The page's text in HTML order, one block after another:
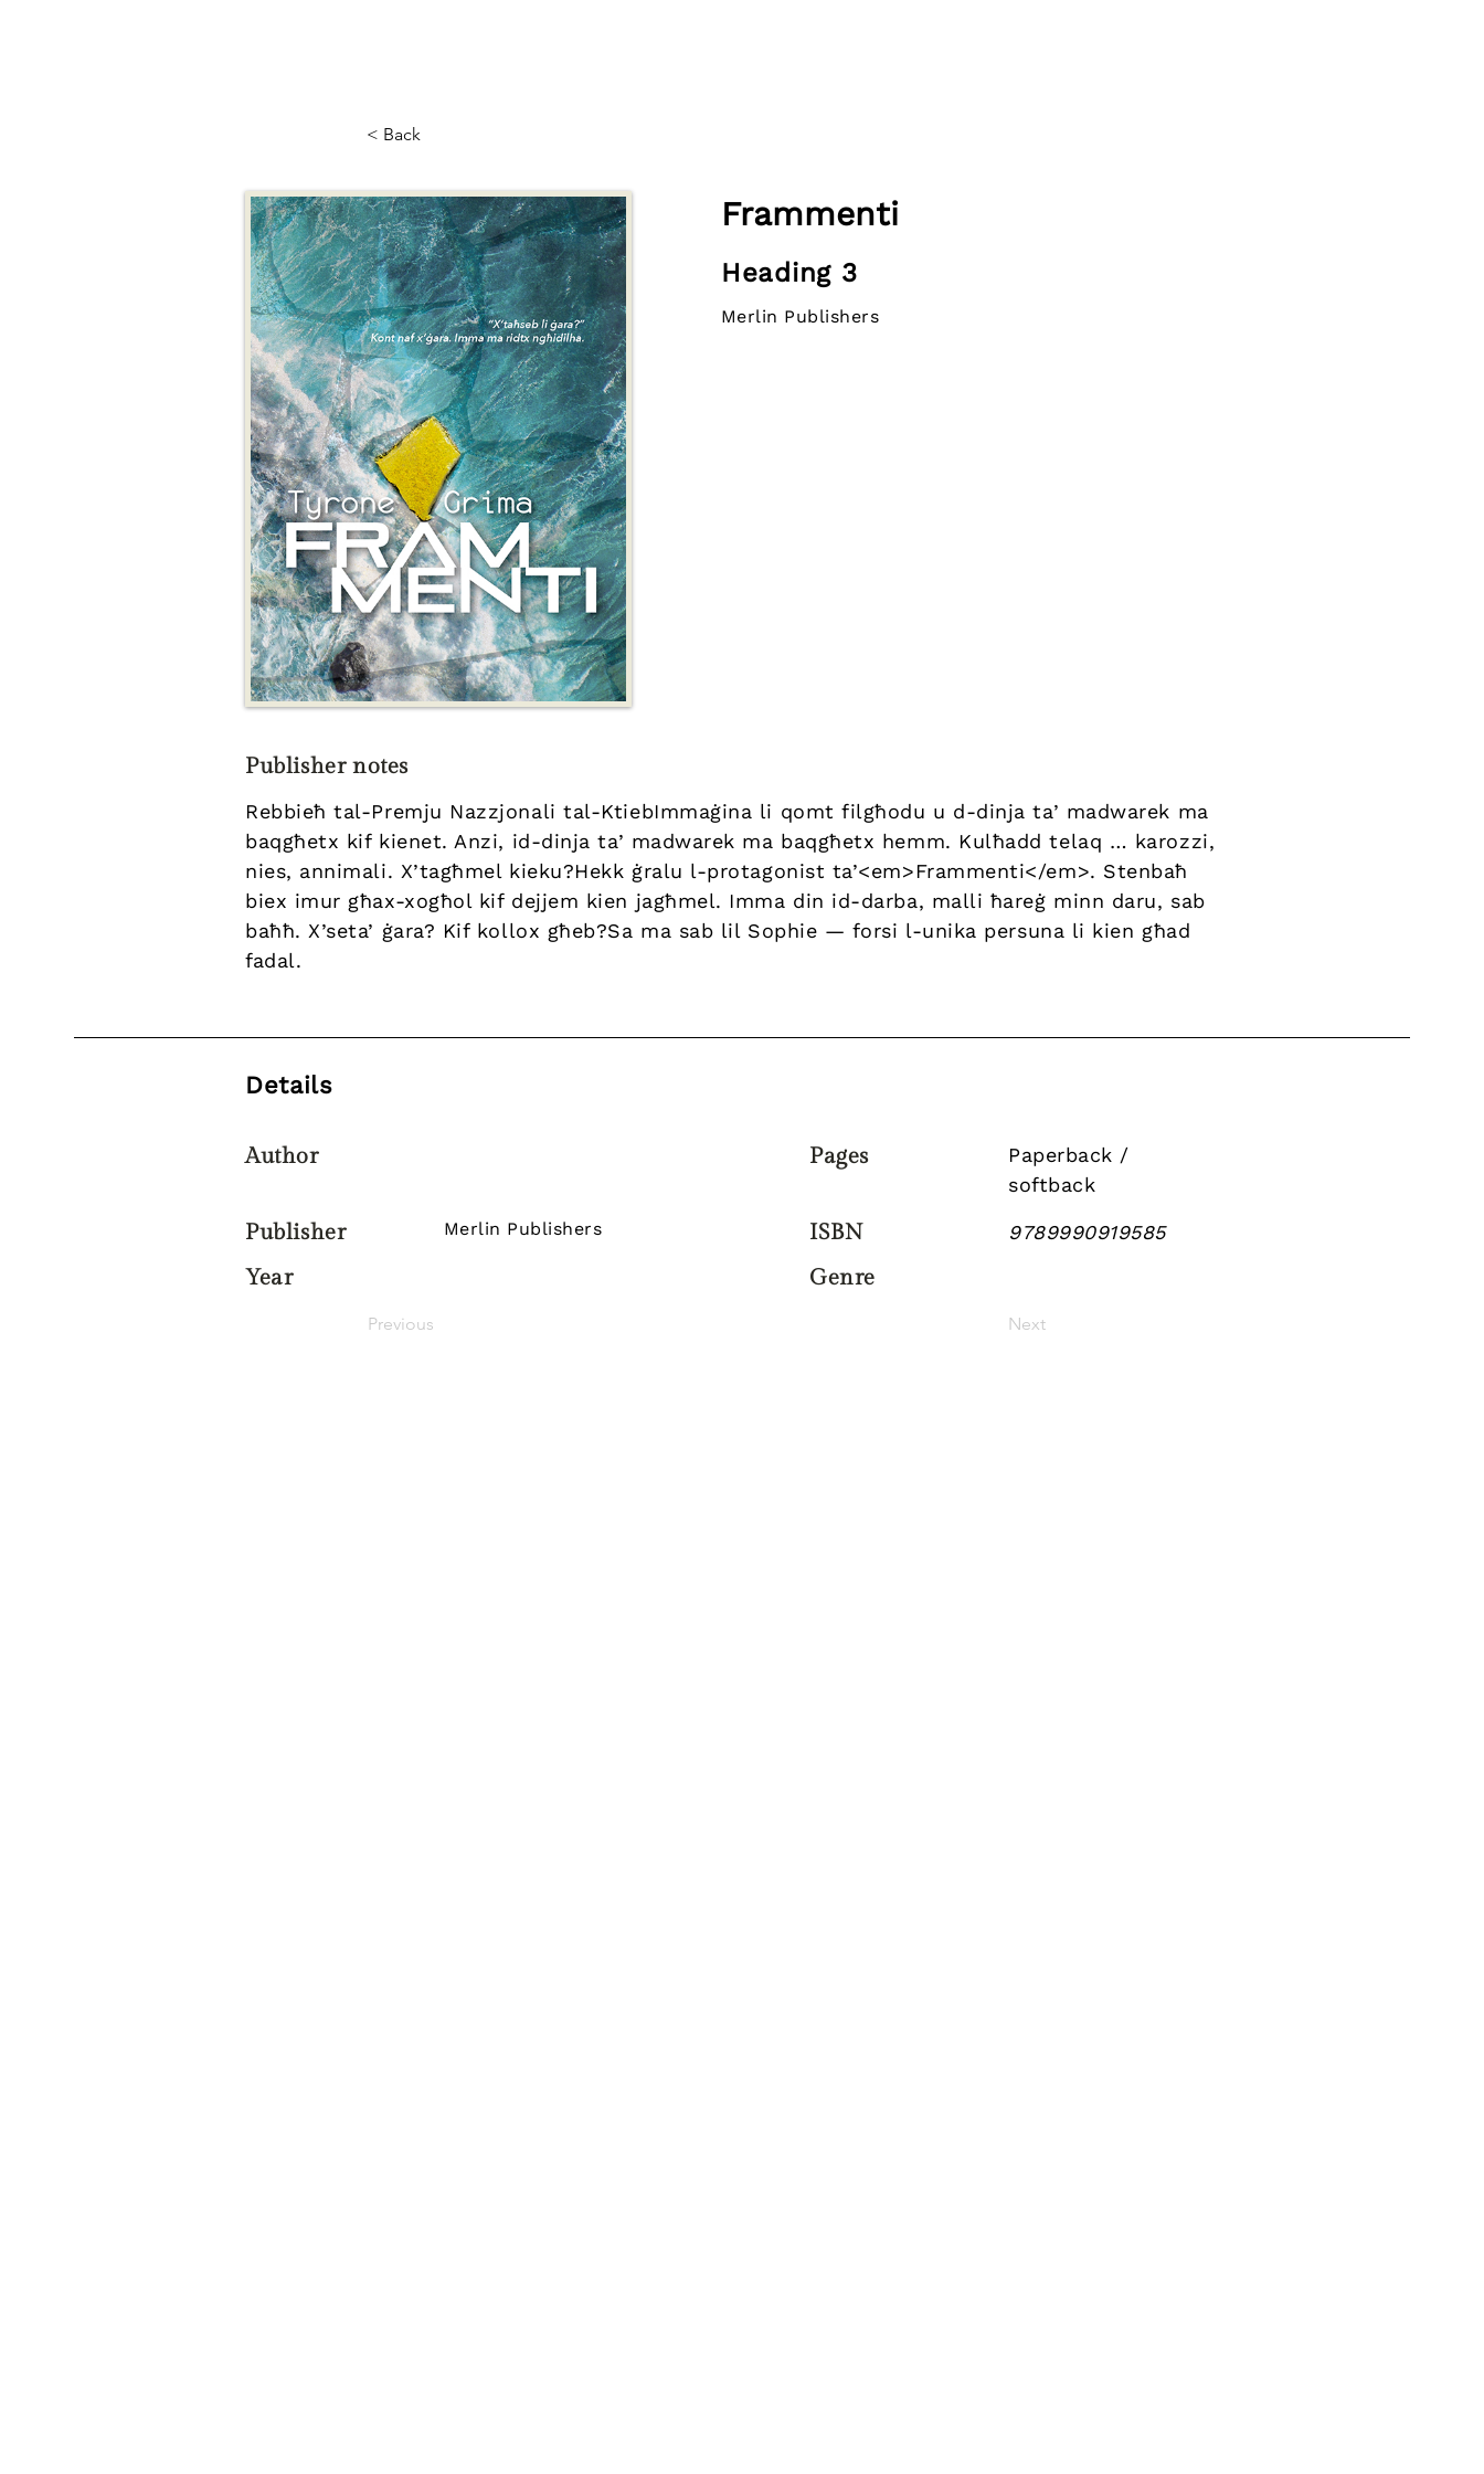
< Back
Frammenti
Heading 3
Merlin Publishers
Publisher notes
Rebbieħ tal-Premju Nazzjonali tal-KtiebImmaġina li qomt filgħodu u d-dinja ta’ madwarek ma
baqgħetx kif kienet. Anzi, id-dinja ta’ madwarek ma baqgħetx hemm. Kulħadd telaq … karozzi,
nies, annimali. X’tagħmel kieku?Hekk ġralu l-protagonist ta’<em>Frammenti</em>. Stenbaħ
biex imur għax-xogħol kif dejjem kien jagħmel. Imma din id-darba, malli ħareġ minn daru, sab
baħħ. X’seta’ ġara? Kif kollox għeb?Sa ma sab lil Sophie — forsi l-unika persuna li kien għad
fadal.
Details
Author
Publisher Merlin Publishers
Year
Previous
Pages
Paperback /
softback
ISBN 9789990919585
Genre
Next